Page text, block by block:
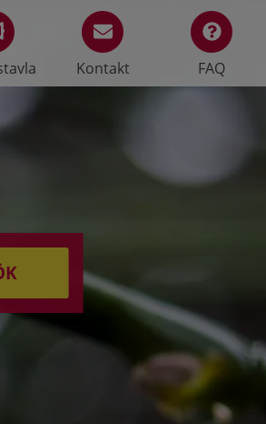
Kontakt FAQ